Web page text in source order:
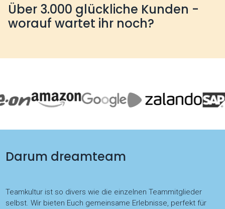
Über 3.000 glückliche Kunden -
worauf wartet ihr noch?
Darum dreamteam
Teamkultur ist so divers wie die einzelnen Teammitglieder
selbst. Wir bieten Euch gemeinsame Erlebnisse, perfekt für